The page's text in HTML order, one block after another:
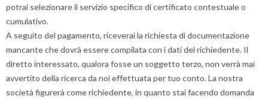
potrai selezionare il servizio specifico di certificato contestuale o
cumulativo.
A seguito del pagamento, riceverai la richiesta di documentazione
mancante che dovrà essere compilata con i dati del richiedente. Il
diretto interessato, qualora fosse un soggetto terzo, non verrà mai
avvertito della ricerca da noi effettuata per tuo conto. La nostra
società figurerà come richiedente, in quanto stai facendo domanda